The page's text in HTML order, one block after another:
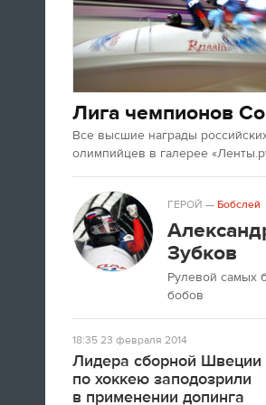
А если вы устали от
последние недели, то воттекст
неспортивные итоги Олимпиады
Сочи.
09:33
Третьяк сказал, что Олега Знарока
сборной России не будет.
09:13
Салют после церемонии закрытия
Лига чемпионов
Все высшие награды
олимпийцев в галерее
ГЕРОЙ —Бобслей
Зубков
Рулевой самых
бобов
18:3523 февраля 2014
Лидера сборной Швеции
по хоккею заподозрили
в применении допинга